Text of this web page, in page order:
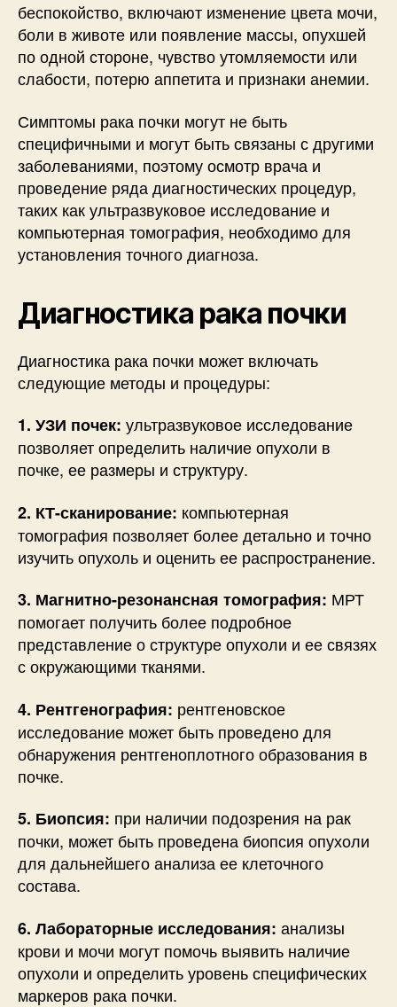
беспокойство, включают изменение цвета мочи,
боли в животе или появление массы, опухшей
по одной стороне, чувство утомляемости или
слабости, потерю аппетита и признаки анемии.
Симптомы рака почки могут не быть
специфичными и могут быть связаны с другими
заболеваниями, поэтому осмотр врача и
проведение ряда диагностических процедур,
таких как ультразвуковое исследование и
компьютерная томография, необходимо для
установления точного диагноза.
Диагностика рака почки
Диагностика рака почки может включать
следующие методы и процедуры:
1. УЗИ почек: ультразвуковое исследование
позволяет определить наличие опухоли в
почке, ее размеры и структуру.
2. КТ-сканирование: компьютерная
томография позволяет более детально и точно
изучить опухоль и оценить ее распространение.
3. Магнитно-резонансная томография: МРТ
помогает получить более подробное
представление о структуре опухоли и ее связях
с окружающими тканями.
4. Рентгенография: рентгеновское
исследование может быть проведено для
обнаружения рентгеноплотного образования в
почке.
5. Биопсия: при наличии подозрения на рак
почки, может быть проведена биопсия опухоли
для дальнейшего анализа ее клеточного
состава.
6. Лабораторные исследования: анализы
крови и мочи могут помочь выявить наличие
опухоли и определить уровень специфических
маркеров рака почки.